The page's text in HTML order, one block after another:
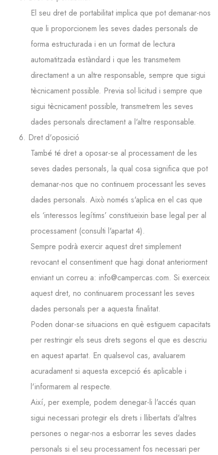
El seu dret de portabilitat implica que pot demanar-nos
que li proporcionem les seves dades personals de
forma estructurada i en un format de lectura
automatitzada estàndard i que les transmetem
directament a un altre responsable, sempre que sigui
tècnicament possible. Previa sol·licitud i sempre que
sigui tècnicament possible, transmetrem les seves
dades personals directament a l'altre responsable.
6. Dret d'oposició
També té dret a oposar-se al processament de les
seves dades personals, la qual cosa significa que pot
demanar-nos que no continuem processant les seves
dades personals. Això només s'aplica en el cas que
els ‘interessos legítims’ constitueixin base legal per al
processament (consulti l'apartat 4).
Sempre podrà exercir aquest dret simplement
revocant el consentiment que hagi donat anteriorment
enviant un correu a: info@campercas.com. Si exerceix
aquest dret, no continuarem processant les seves
dades personals per a aquesta finalitat.
Poden donar-se situacions en què estiguem capacitats
per restringir els seus drets segons el que es descriu
en aquest apartat. En qualsevol cas, avaluarem
acuradament si aquesta excepció és aplicable i
l'informarem al respecte.
Així, per exemple, podem denegar-li l'accés quan
sigui necessari protegir els drets i llibertats d'altres
persones o negar-nos a esborrar les seves dades
personals si el seu processament fos necessari per